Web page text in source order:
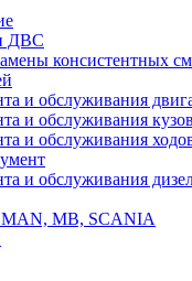
ДВС
консистентных
и обслуживания
и обслуживания
и обслуживания
и обслуживания
MAN, MB, SCANIA